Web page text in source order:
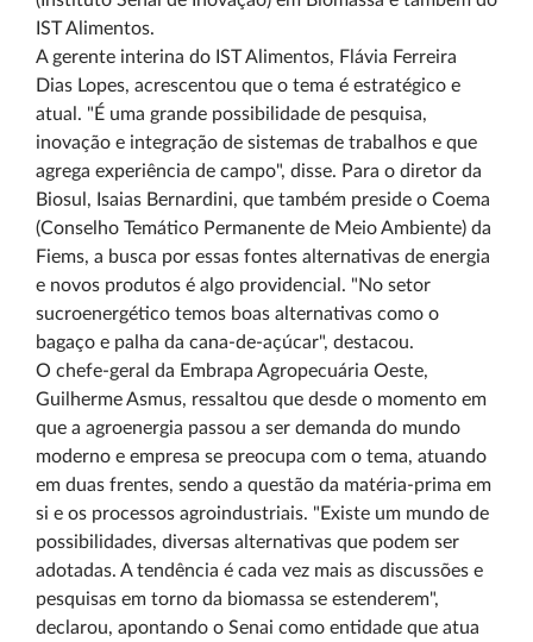
IST Alimentos.
A gerente interina do IST Alimentos, Flávia Ferreira
Dias Lopes, acrescentou que o tema é estratégico e
atual. "É uma grande possibilidade de pesquisa,
inovação e integração de sistemas de trabalhos e que
agrega experiência de campo", disse. Para o diretor da
Biosul, Isaias Bernardini, que também preside o Coema
(Conselho Temático Permanente de Meio Ambiente) da
Fiems, a busca por essas fontes alternativas de energia
e novos produtos é algo providencial. "No setor
sucroenergético temos boas alternativas como o
bagaço e palha da cana-de-açúcar", destacou.
O chefe-geral da Embrapa Agropecuária Oeste,
Guilherme Asmus, ressaltou que desde o momento em
que a agroenergia passou a ser demanda do mundo
moderno e empresa se preocupa com o tema, atuando
em duas frentes, sendo a questão da matéria-prima em
si e os processos agroindustriais. "Existe um mundo de
possibilidades, diversas alternativas que podem ser
adotadas. A tendência é cada vez mais as discussões e
pesquisas em torno da biomassa se estenderem",
declarou, apontando o Senai como entidade que atua